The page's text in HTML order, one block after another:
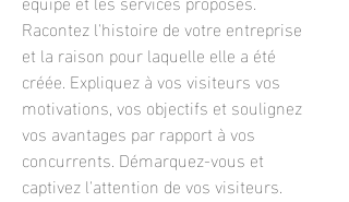
Racontez l'histoire de votre entreprise
et la raison pour laquelle elle a été
créée. Expliquez à vos visiteurs vos
motivations, vos objectifs et soulignez
vos avantages par rapport à vos
concurrents. Démarquez-vous et
captivez l'attention de vos visiteurs.